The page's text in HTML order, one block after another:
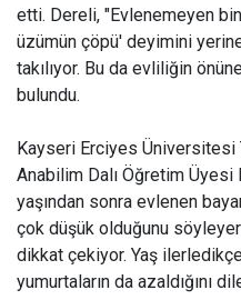
etti. Dereli, "Evlenemeyen
üzümün çöpü' deyimini
takılıyor. Bu da evliliğin
bulundu.
Kayseri Erciyes Üniversitesi
Anabilim Dalı Öğretim Üyesi
yaşından sonra evlenen
çok düşük olduğunu
dikkat çekiyor. Yaş ilerledikçe
yumurtaların da azaldığını